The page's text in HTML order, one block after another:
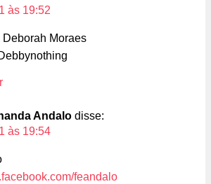
às 19:52
Deborah Moraes
Andalo disse:
às 19:54
feandalo